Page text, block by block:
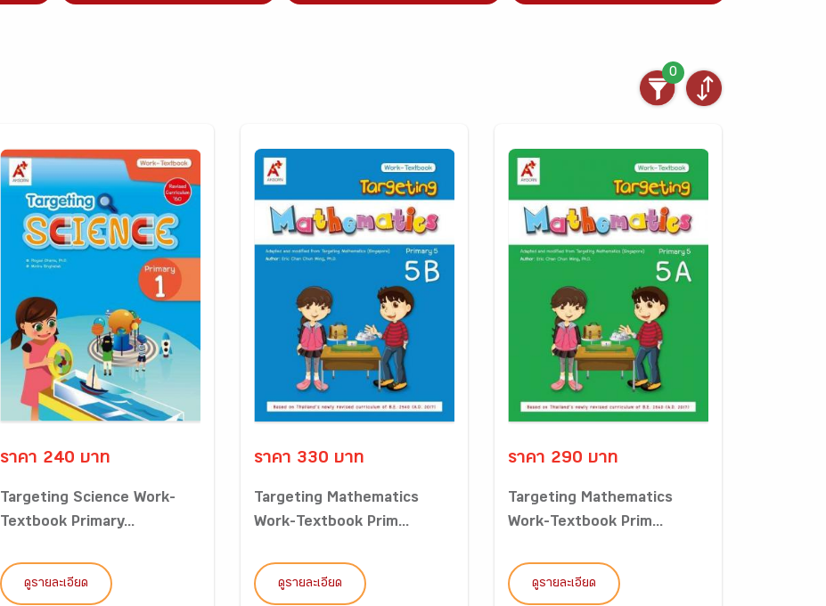
0
ราคา 240 บาท
Targeting Science Work-
Textbook Primary...
ดูรายละเอียด
ราคา 330 บาท
Targeting Mathematics
Work-Textbook Prim...
ดูรายละเอียด
ราคา 290 บาท
Targeting Mathematics
Work-Textbook Prim...
ดูรายละเอียด